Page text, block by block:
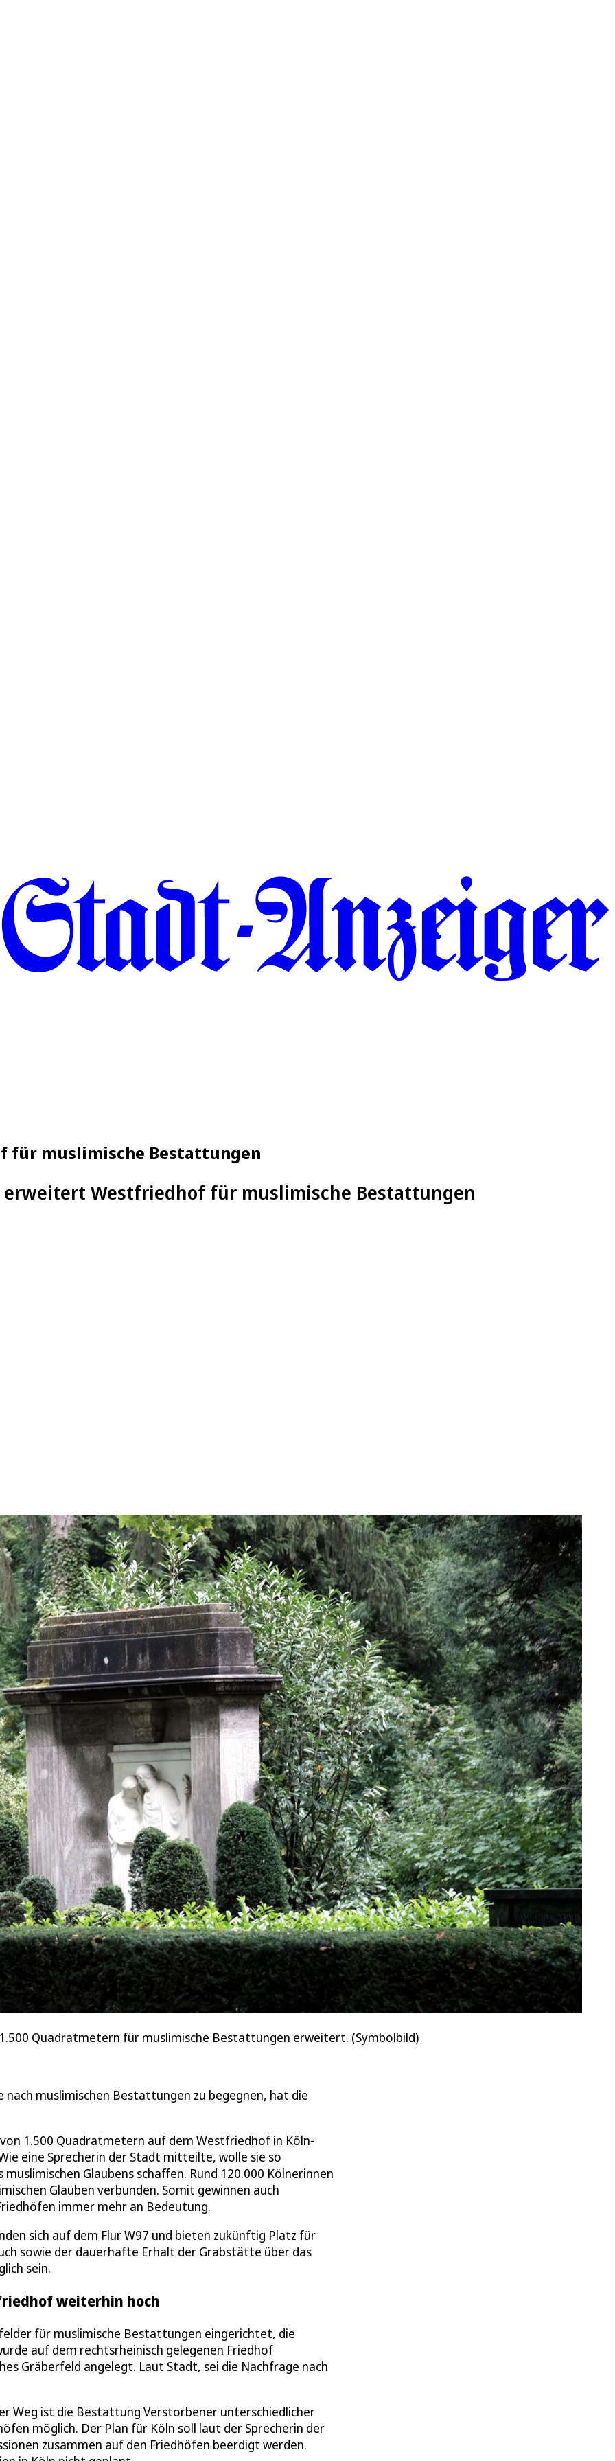
für muslimische Bestattungen
erweitert Westfriedhof für muslimische Bestattungen
Quadratmetern für muslimische Bestattungen erweitert. (Symbolbild)
muslimischen Bestattungen zu begegnen, hat die
1.500 Quadratmetern auf dem Westfriedhof in Köln-
eine Sprecherin der Stadt mitteilte, wolle sie so
Glaubens schaffen. Rund 120.000 Kölnerinnen
Glauben verbunden. Somit gewinnen auch
immer mehr an Bedeutung.
sich auf dem Flur W97 und bieten zukünftig Platz für
sowie der dauerhafte Erhalt der Grabstätte über das
sein.
weiterhin hoch
für muslimische Bestattungen eingerichtet, die
auf dem rechtsrheinisch gelegenen Friedhof
Gräberfeld angelegt. Laut Stadt, sei die Nachfrage nach
Weg ist die Bestattung Verstorbener unterschiedlicher
möglich. Der Plan für Köln soll laut der Sprecherin der
zusammen auf den Friedhöfen beerdigt werden.